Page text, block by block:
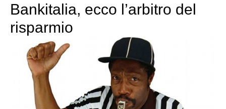
Bankitalia, ecco l’arbitro del
risparmio